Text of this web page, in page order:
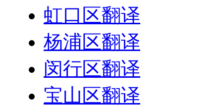
虹口区翻译
杨浦区翻译
闵行区翻译
宝山区翻译